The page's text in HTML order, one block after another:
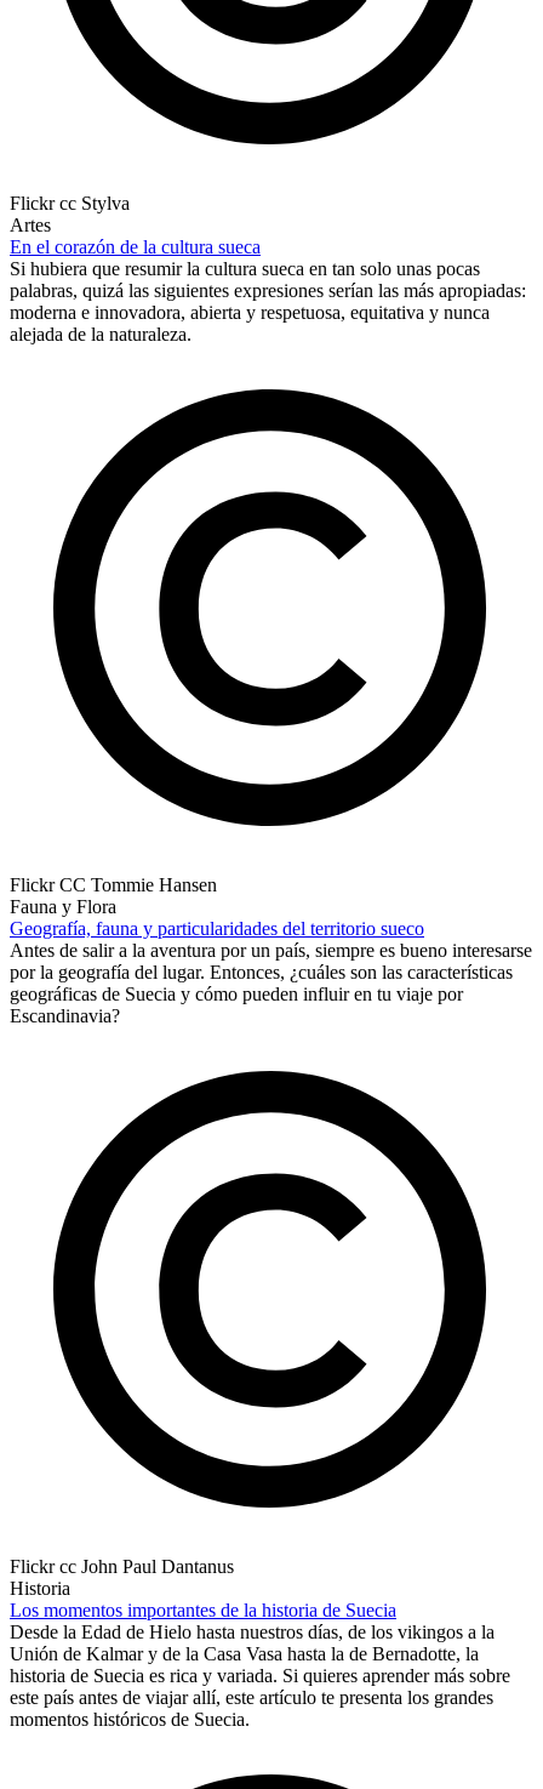
Flickr cc Stylva
Artes
En el corazón de la cultura sueca
Si hubiera que resumir la cultura sueca en tan solo unas pocas
palabras, quizá las siguientes expresiones serían las más apropiadas:
moderna e innovadora, abierta y respetuosa, equitativa y nunca
alejada de la naturaleza.
Flickr CC Tommie Hansen
Fauna y Flora
Geografía, fauna y particularidades del territorio sueco
Antes de salir a la aventura por un país, siempre es bueno interesarse
por la geografía del lugar. Entonces, ¿cuáles son las características
geográficas de Suecia y cómo pueden influir en tu viaje por
Escandinavia?
Flickr cc John Paul Dantanus
Historia
Los momentos importantes de la historia de Suecia
Desde la Edad de Hielo hasta nuestros días, de los vikingos a la
Unión de Kalmar y de la Casa Vasa hasta la de Bernadotte, la
historia de Suecia es rica y variada. Si quieres aprender más sobre
este país antes de viajar allí, este artículo te presenta los grandes
momentos históricos de Suecia.